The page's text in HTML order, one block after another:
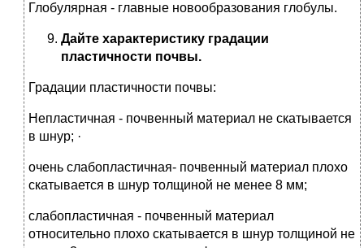
Глобулярная - главные новообразования глобулы.
Дайте характеристику градации
пластичности почвы.
Градации пластичности почвы:
Непластичная - почвенный материал не скатывается
в шнур; ·
очень слабопластичная- почвенный материал плохо
скатывается в шнур толщиной не менее 8 мм;
слабопластичная - почвенный материал
относительно плохо скатывается в шнур толщиной не